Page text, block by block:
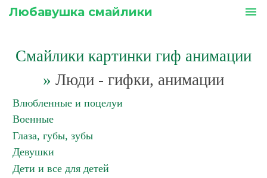
Любавушка смайлики menu
Смайлики картинки гиф анимации
» Люди - гифки, анимации
Влюбленные и поцелуи
Военные
Глаза, губы, зубы
Девушки
Дети и все для детей